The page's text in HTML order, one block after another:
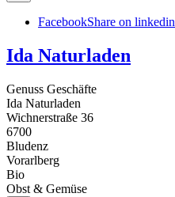
FacebookShare on linkedin
Ida Naturladen
Genuss Geschäfte
Ida Naturladen
Wichnerstraße 36
6700
Bludenz
Vorarlberg
Bio
Obst & Gemüse